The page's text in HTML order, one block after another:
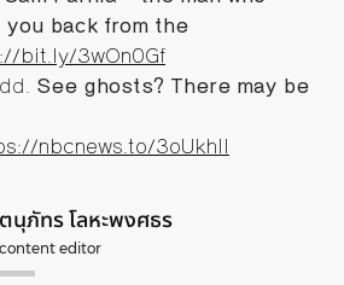
back from the
bit.ly/3wOn0Gf
See ghosts? There may be
nbcnews.to/3oUkhIl
ตนุภัทร โลหะพงศธร
content editor